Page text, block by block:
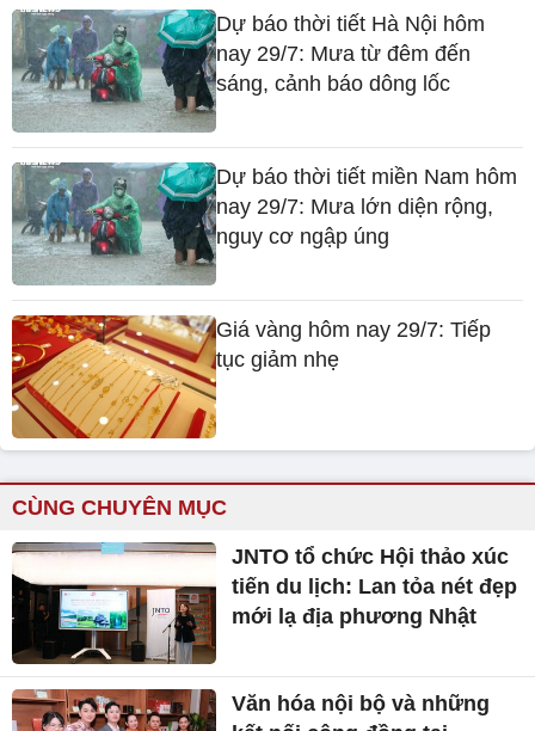
Dự báo thời tiết Hà Nội hôm
nay 29/7: Mưa từ đêm đến
sáng, cảnh báo dông lốc
Dự báo thời tiết miền Nam hôm
nay 29/7: Mưa lớn diện rộng,
nguy cơ ngập úng
Giá vàng hôm nay 29/7: Tiếp
tục giảm nhẹ
CÙNG CHUYÊN MỤC
JNTO tổ chức Hội thảo xúc
tiến du lịch: Lan tỏa nét đẹp
mới lạ địa phương Nhật
Văn hóa nội bộ và những